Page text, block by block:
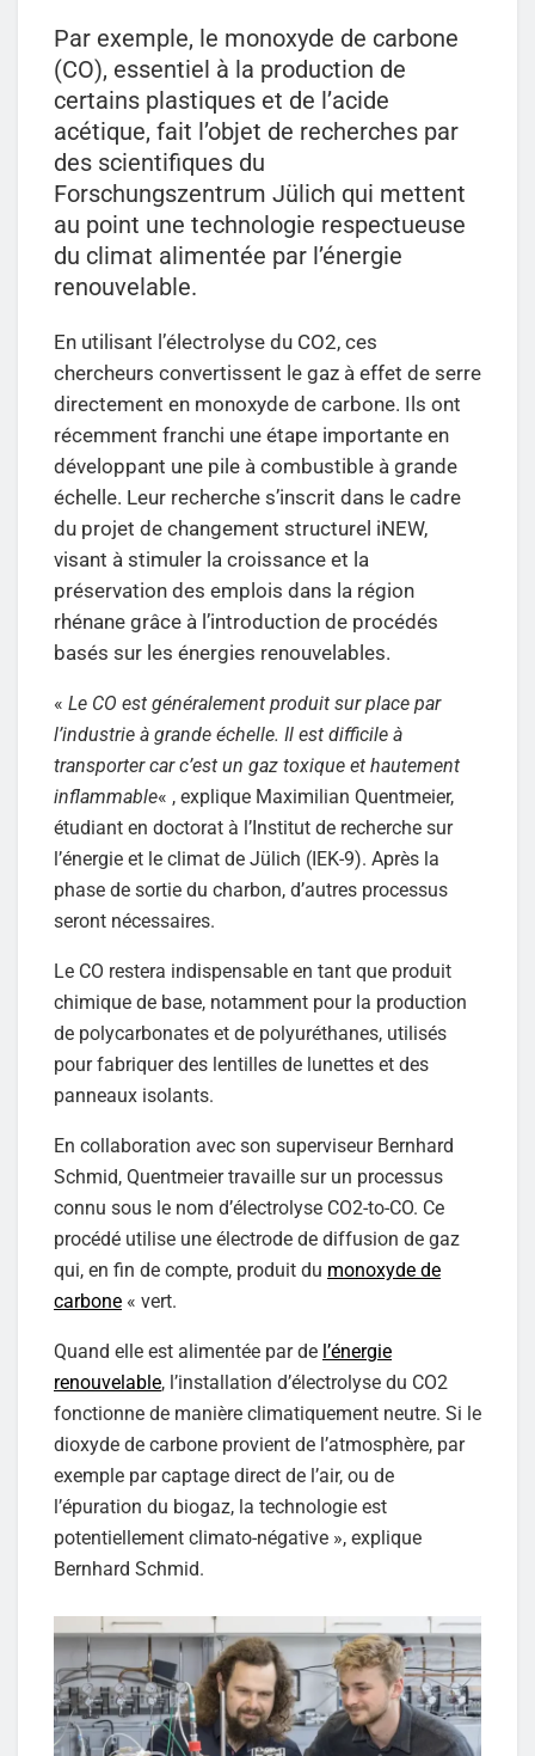
Par exemple, le monoxyde de carbone
(CO), essentiel à la production de
certains plastiques et de l’acide
acétique, fait l’objet de recherches par
des scientifiques du
Forschungszentrum Jülich qui mettent
au point une technologie respectueuse
du climat alimentée par l’énergie
renouvelable.
En utilisant l’électrolyse du CO2, ces
chercheurs convertissent le gaz à effet de serre
directement en monoxyde de carbone. Ils ont
récemment franchi une étape importante en
développant une pile à combustible à grande
échelle. Leur recherche s’inscrit dans le cadre
du projet de changement structurel iNEW,
visant à stimuler la croissance et la
préservation des emplois dans la région
rhénane grâce à l’introduction de procédés
basés sur les énergies renouvelables.
« Le CO est généralement produit sur place par
l’industrie à grande échelle. Il est difficile à
transporter car c’est un gaz toxique et hautement
inflammable« , explique Maximilian Quentmeier,
étudiant en doctorat à l’Institut de recherche sur
l’énergie et le climat de Jülich (IEK-9). Après la
phase de sortie du charbon, d’autres processus
seront nécessaires.
Le CO restera indispensable en tant que produit
chimique de base, notamment pour la production
de polycarbonates et de polyuréthanes, utilisés
pour fabriquer des lentilles de lunettes et des
panneaux isolants.
En collaboration avec son superviseur Bernhard
Schmid, Quentmeier travaille sur un processus
connu sous le nom d’électrolyse CO2-to-CO. Ce
procédé utilise une électrode de diffusion de gaz
qui, en fin de compte, produit du monoxyde de
carbone « vert.
Quand elle est alimentée par de l’énergie
renouvelable, l’installation d’électrolyse du CO2
fonctionne de manière climatiquement neutre. Si le
dioxyde de carbone provient de l’atmosphère, par
exemple par captage direct de l’air, ou de
l’épuration du biogaz, la technologie est
potentiellement climato-négative », explique
Bernhard Schmid.